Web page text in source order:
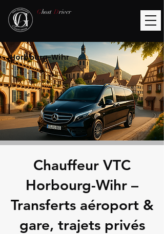
Ghost Driver
Horbourg-Wihr
Chauffeur VTC
Horbourg-Wihr –
Transferts aéroport &
gare, trajets privés